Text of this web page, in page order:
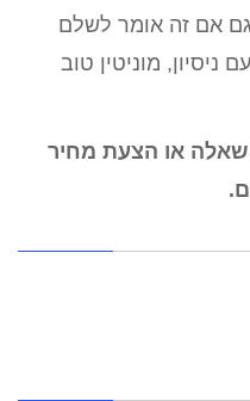
אם זה אומר לשלם
מוניטין טוב
או הצעת מחיר